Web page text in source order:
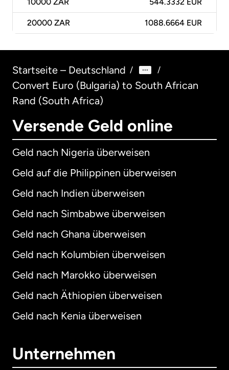
10000 ZAR 544.3332 EUR
20000 ZAR 1088.6664 EUR
Startseite – Deutschland / /
Convert Euro (Bulgaria) to South African
Rand (South Africa)
Versende Geld online
Geld nach Nigeria überweisen
Geld auf die Philippinen überweisen
Geld nach Indien überweisen
Geld nach Simbabwe überweisen
Geld nach Ghana überweisen
Geld nach Kolumbien überweisen
Geld nach Marokko überweisen
Geld nach Äthiopien überweisen
Geld nach Kenia überweisen
Unternehmen